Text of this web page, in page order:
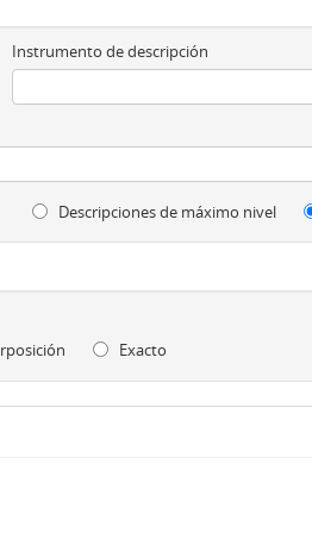
Instrumento de descripción
Descripciones de máximo nivel
Exacto